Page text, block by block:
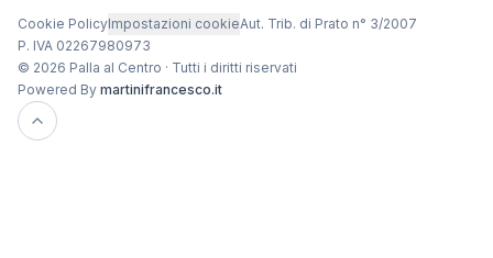
Cookie PolicyImpostazioni cookieAut. Trib. di Prato n° 3/2007
P. IVA 02267980973
© 2026 Palla al Centro · Tutti i diritti riservati
Powered By martinifrancesco.it